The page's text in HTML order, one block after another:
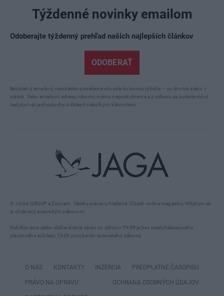
© JAGA GROUP a Zoznam. Všetky práva vyhradené. Obsah online magazínu Môjdom.sk
je chránený autorským zákonom.
Publikovanie alebo ďalšie šírenie správ zo zdrojov TASR je bez predchádzajúceho
písomného súhlasu TASR porušením autorského zákona.
Týždenné novinky emailom
Odoberajte týždenný prehľad našich najlepších článkov
ODOBERAŤ
Bezplatný emailový newsletter posielame obvykle ku koncu týždňa – vo štvrtok alebo v
piatok. Vašu emailovú adresu nikomu inému neposkytneme a z odberu sa budete môcť
kedykoľvek jednoducho odhlásiť niekoľkými kliknutiami.
O NÁS KONTAKTY INZERCIA PREDPLATNÉ ČASOPISU
PRÁVO NA OPRAVU OCHRANA OSOBNÝCH ÚDAJOV